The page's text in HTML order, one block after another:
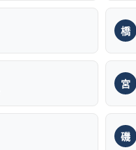
橋
宮
磯